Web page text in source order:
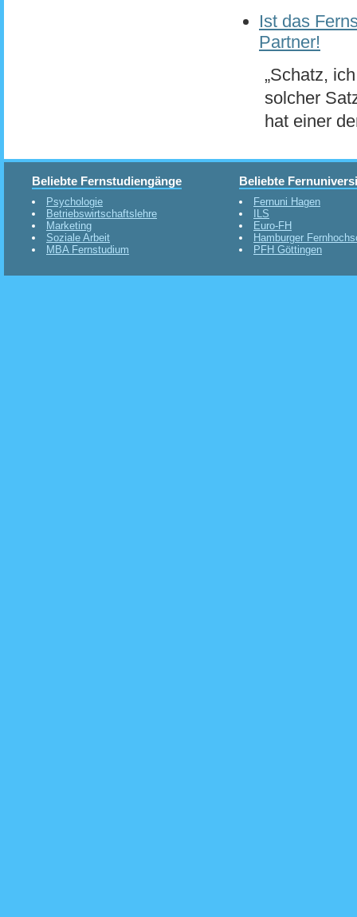
Ist das
Partner!
„Schatz,
solcher
hat einer
Beliebte Fernstudiengänge
Psychologie
Betriebswirtschaftslehre
Marketing
Soziale Arbeit
MBA Fernstudium
Beliebte
Fernuni Hagen
ILS
Euro-FH
Hamburger
PFH Göttingen